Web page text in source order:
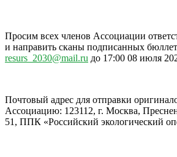
Просим всех членов Ассоциации
и направить сканы подписанных
resurs_2030@mail.ru до 17:00 08 июля
Почтовый адрес для отправки
Ассоциацию: 123112, г. Москва,
51, ППК «Российский экологический